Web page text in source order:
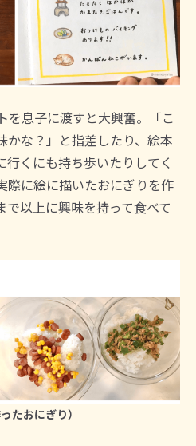
を息子に渡すと大興奮。「こ
かな？」と指差したり、絵本
行くにも持ち歩いたりしてく
際に絵に描いたおにぎりを作
で以上に興味を持って食べて
たおにぎり）